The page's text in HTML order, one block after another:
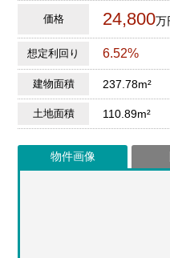
価格 24,800万
想定利回り 6.52%
建物面積 237.78m²
土地面積 110.89m²
物件画像